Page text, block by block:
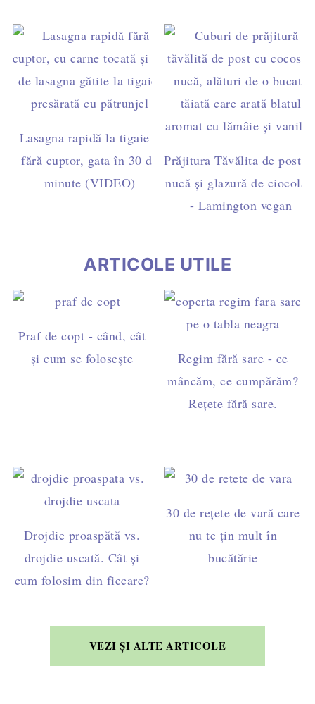
Lasagna rapidă la tigaie –
fără cuptor, gata în 30 de
minute (VIDEO)
Prăjitura Tăvălita de post
nucă și glazură de
- Lamington vegan
ARTICOLE UTILE
Praf de copt - când, cât
și cum se folosește
Regim fără sare - ce
mâncăm, ce cumpărăm?
Rețete fără sare.
Drojdie proaspătă vs.
drojdie uscată. Cât și
cum folosim din fiecare?
30 de rețete de vară care
nu te țin mult în
bucătărie
VEZI ȘI ALTE ARTICOLE